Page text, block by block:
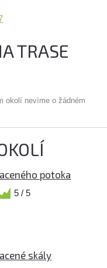
TRASE
okolí nevíme o žádném
potoka
5 / 5
skály